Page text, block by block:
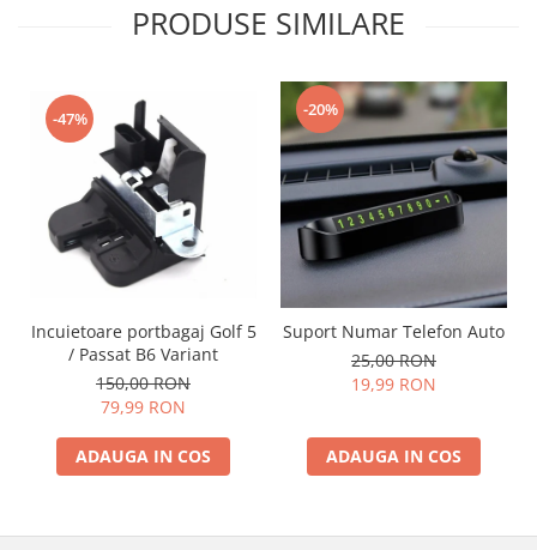
PRODUSE SIMILARE
-47%
Incuietoare portbagaj Golf 5
/ Passat B6 Variant
150,00 RON
79,99 RON
ADAUGA IN COS
-20%
Suport Numar Telefon Auto
25,00 RON
19,99 RON
ADAUGA IN COS